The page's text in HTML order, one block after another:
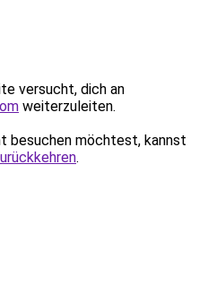
versucht, dich an
weiterzuleiten.
besuchen möchtest, kannst
.